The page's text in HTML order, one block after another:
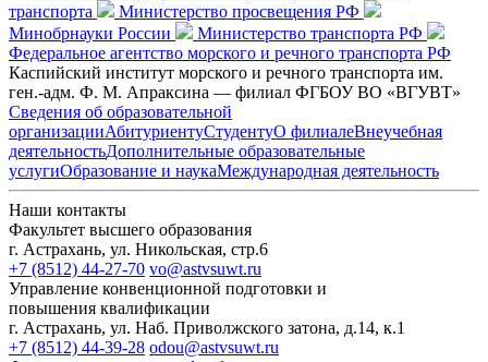
транспорта
Министерство просвещения РФ
Минобрнауки России
Министерство транспорта РФ
Федеральное агентство морского и речного транспорта РФ
Каспийский институт морского и речного транспорта им.
ген.-адм. Ф. М. Апраксина — филиал ФГБОУ ВО «ВГУВТ»
Сведения об образовательной
организацииАбитуриентуСтудентуО филиалеВнеучебная
деятельностьДополнительные образовательные
услугиОбразование и наукаМеждународная деятельность
Наши контакты
Факультет высшего образования
г. Астрахань, ул. Никольская, стр.6
+7 (8512) 44-27-70 vo@astvsuwt.ru
Управление конвенционной подготовки и
повышения квалификации
г. Астрахань, ул. Наб. Приволжского затона, д.14, к.1
+7 (8512) 44-39-28 odou@astvsuwt.ru